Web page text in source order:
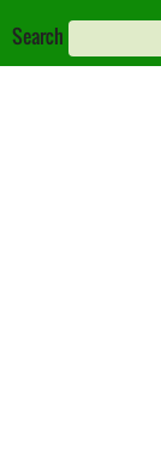
Search